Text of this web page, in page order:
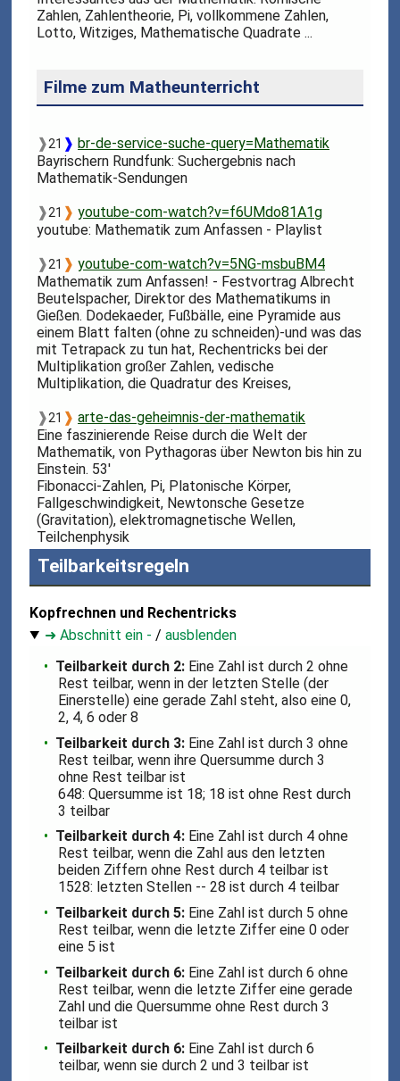
Zahlen, Zahlentheorie, Pi, vollkommene Zahlen,
Lotto, Witziges, Mathematische Quadrate ...
Filme zum Matheunterricht
❱21 ❱ br-de-service-suche-query=Mathematik
Bayrischern Rundfunk: Suchergebnis nach
Mathematik-Sendungen
❱21 ❱ youtube-com-watch?v=f6UMdo81A1g
youtube: Mathematik zum Anfassen - Playlist
❱21 ❱ youtube-com-watch?v=5NG-msbuBM4
Mathematik zum Anfassen! - Festvortrag Albrecht
Beutelspacher, Direktor des Mathematikums in
Gießen. Dodekaeder, Fußbälle, eine Pyramide aus
einem Blatt falten (ohne zu schneiden)-und was das
mit Tetrapack zu tun hat, Rechentricks bei der
Multiplikation großer Zahlen, vedische
Multiplikation, die Quadratur des Kreises,
❱21 ❱ arte-das-geheimnis-der-mathematik
Eine faszinierende Reise durch die Welt der
Mathematik, von Pythagoras über Newton bis hin zu
Einstein. 53'
Fibonacci-Zahlen, Pi, Platonische Körper,
Fallgeschwindigkeit, Newtonsche Gesetze
(Gravitation), elektromagnetische Wellen,
Teilchenphysik
Teilbarkeitsregeln
Kopfrechnen und Rechentricks
➜ Abschnitt ein - /ausblenden
Teilbarkeit durch 2: Eine Zahl ist durch 2 ohne
Rest teilbar, wenn in der letzten Stelle (der
Einerstelle) eine gerade Zahl steht, also eine 0,
2, 4, 6 oder 8
Teilbarkeit durch 3: Eine Zahl ist durch 3 ohne
Rest teilbar, wenn ihre Quersumme durch 3
ohne Rest teilbar ist
648: Quersumme ist 18; 18 ist ohne Rest durch
3 teilbar
Teilbarkeit durch 4: Eine Zahl ist durch 4 ohne
Rest teilbar, wenn die Zahl aus den letzten
beiden Ziffern ohne Rest durch 4 teilbar ist
1528: letzten Stellen -- 28 ist durch 4 teilbar
Teilbarkeit durch 5: Eine Zahl ist durch 5 ohne
Rest teilbar, wenn die letzte Ziffer eine 0 oder
eine 5 ist
Teilbarkeit durch 6: Eine Zahl ist durch 6 ohne
Rest teilbar, wenn die letzte Ziffer eine gerade
Zahl und die Quersumme ohne Rest durch 3
teilbar ist
Teilbarkeit durch 6: Eine Zahl ist durch 6
teilbar, wenn sie durch 2 und 3 teilbar ist